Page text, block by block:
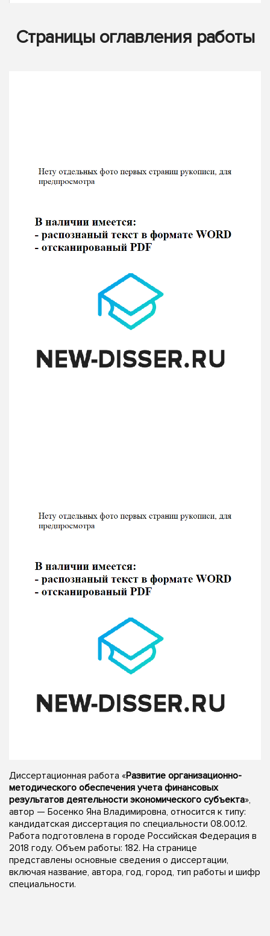
Страницы оглавления работы
Диссертационная работа «Развитие организационно-
методического обеспечения учета финансовых
результатов деятельности экономического субъекта»,
автор — Босенко Яна Владимировна, относится к типу:
кандидатская диссертация по специальности 08.00.12.
Работа подготовлена в городе Российская Федерация в
2018 году. Объем работы: 182. На странице
представлены основные сведения о диссертации,
включая название, автора, год, город, тип работы и шифр
специальности.